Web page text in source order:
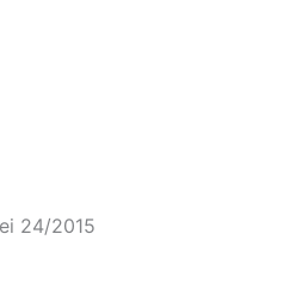
24/2015